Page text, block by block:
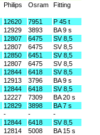
Philips Osram
Fitting
12620 7951
P 45 t
12929 3893
BA 9 s
12807 6475
SV 8,5
12807 6475
SV 8,5
12850 6451
SV 8,5
12807 6475
SV 8,5
12844 6418
SV 8,5
12913 3796
BA 9 s
12844 6418
SV 8,5
12227 7309
BA 20 s
12829 3898
BA 7 s
- -
-
12844 6418
SV 8,5
12814 5008 BA 15 s